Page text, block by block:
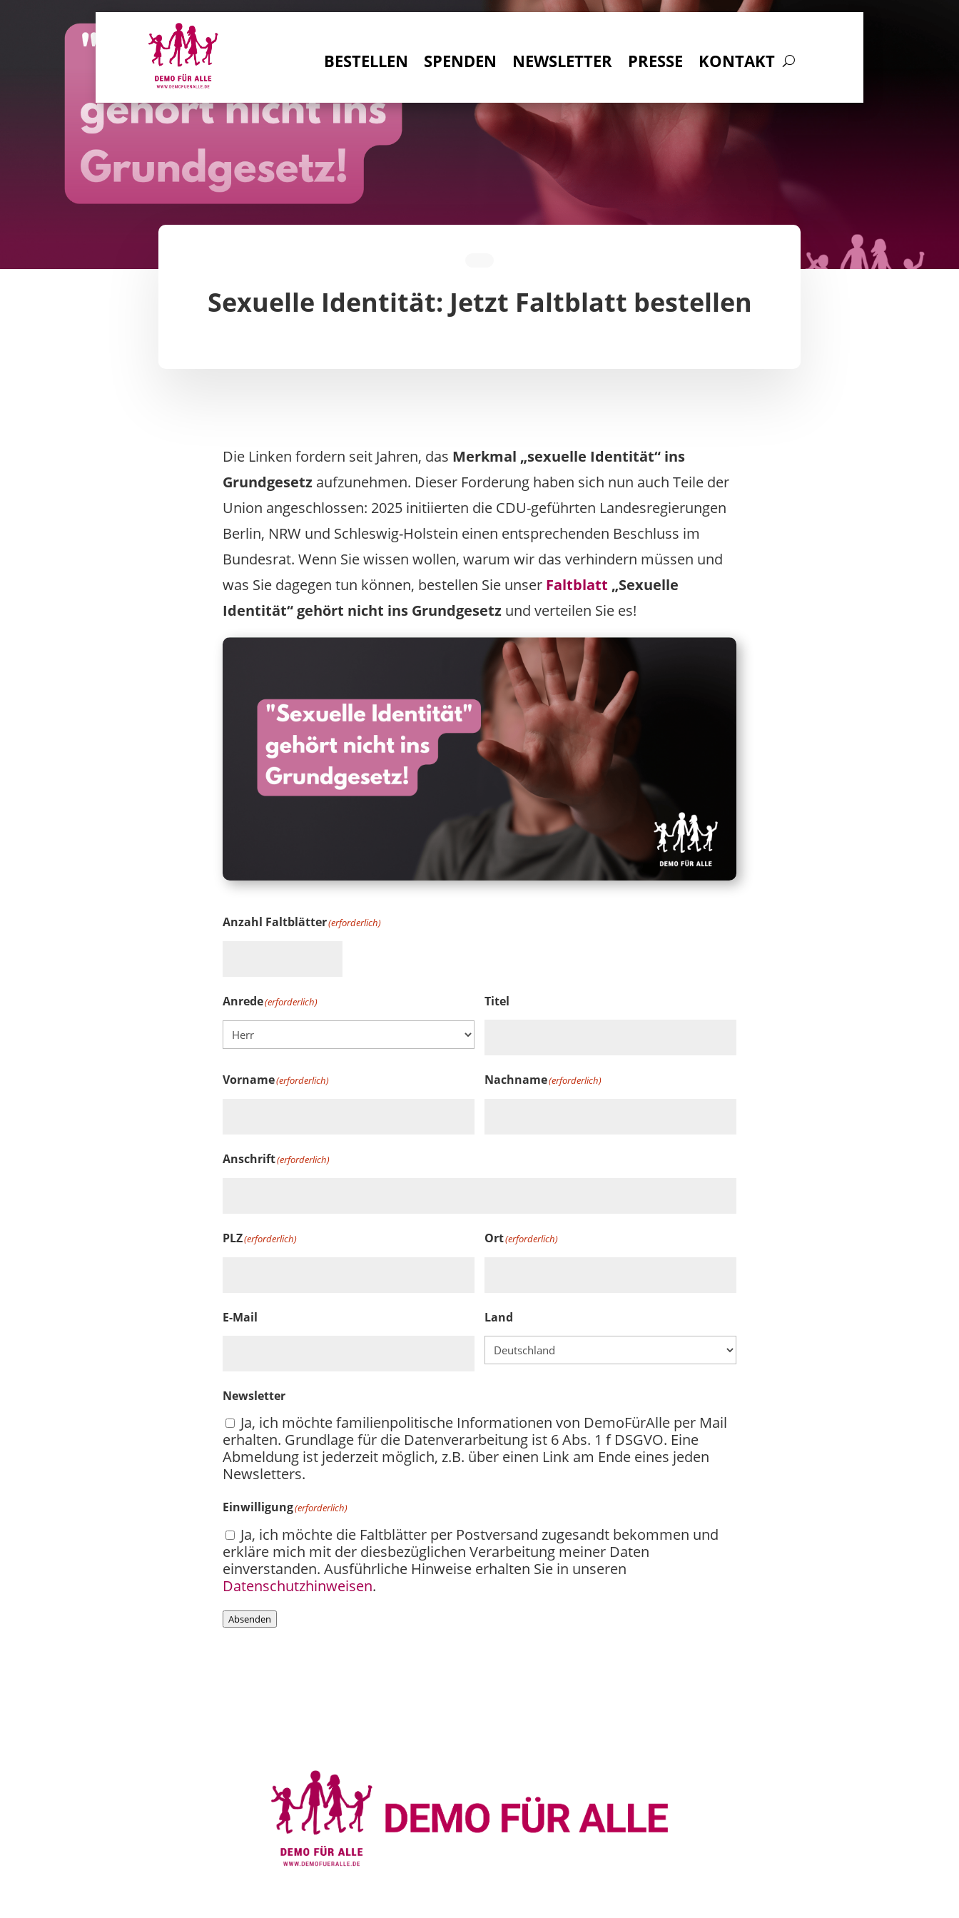
BESTELLEN SPENDEN NEWSLETTER PRESSE KONTAKT
Sexuelle Identität: Jetzt Faltblatt bestellen
Die Linken fordern seit Jahren, das Merkmal „sexuelle Identität“ ins
Grundgesetz aufzunehmen. Dieser Forderung haben sich nun auch Teile der
Union angeschlossen: 2025 initiierten die CDU-geführten Landesregierungen
Berlin, NRW und Schleswig-Holstein einen entsprechenden Beschluss im
Bundesrat. Wenn Sie wissen wollen, warum wir das verhindern müssen und
was Sie dagegen tun können, bestellen Sie unser Faltblatt „Sexuelle
Identität“ gehört nicht ins Grundgesetz und verteilen Sie es!
Anzahl Faltblätter(erforderlich)
Anrede(erforderlich) Titel
Vorname(erforderlich) Nachname(erforderlich)
Anschrift(erforderlich)
PLZ(erforderlich) Ort(erforderlich)
E-Mail Land
Newsletter
Ja, ich möchte familienpolitische Informationen von DemoFürAlle per Mail
erhalten. Grundlage für die Datenverarbeitung ist 6 Abs. 1 f DSGVO. Eine
Abmeldung ist jederzeit möglich, z.B. über einen Link am Ende eines jeden
Newsletters.
Einwilligung(erforderlich)
Ja, ich möchte die Faltblätter per Postversand zugesandt bekommen und
erkläre mich mit der diesbezüglichen Verarbeitung meiner Daten
einverstanden. Ausführliche Hinweise erhalten Sie in unseren
Datenschutzhinweisen.
Absenden